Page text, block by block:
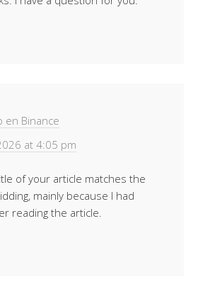
en Binance
at 4:05 pm
of your article matches the
mainly because I had
reading the article.